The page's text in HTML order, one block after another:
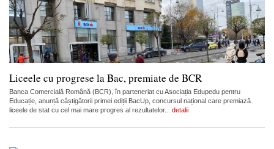
Liceele cu progrese la Bac, premiate de BCR
Banca Comercială Română (BCR), în parteneriat cu Asociația Edupedu pentru
Educație, anunță câștigătorii primei ediții BacUp, concursul național care premiază
liceele de stat cu cel mai mare progres al rezultatelor... detalii